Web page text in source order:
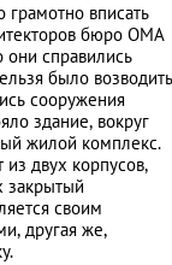
вписать
бюро OMA
они справились
было возводить
сооружения
здание, вокруг
жилой комплекс.
двух корпусов,
закрытый
своим
другая же,